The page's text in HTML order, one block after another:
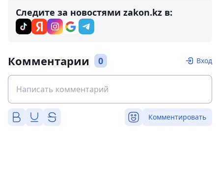
Следите за новостями zakon.kz в:
Комментарии 0 Вход
Комментировать